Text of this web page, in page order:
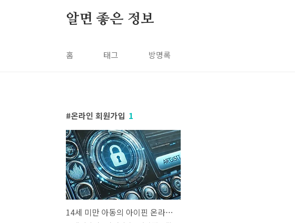
알면 좋은 정보
홈 태그 방명록
온라인 회원가입 1
14세 미만 아동의 아이핀 온라인 발급 절차 총정리 (2025년 개선사항 안내) 🌐